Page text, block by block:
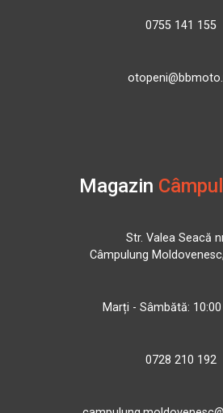
0755 141 155
Magazin
Str. Valea Seacă
Câmpulung
Marți - Sâmbătă:
0728 210 192